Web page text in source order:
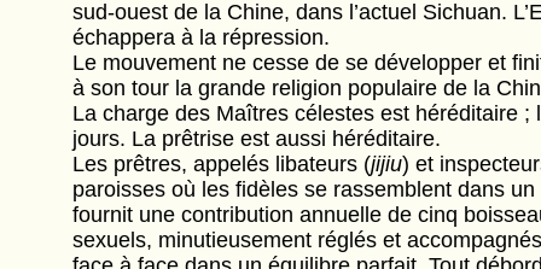
sud-ouest de la Chine, dans l’actuel Sichuan.
échappera à la répression.
Le mouvement ne cesse de se développer et
à son tour la grande religion populaire de la
La charge des Maîtres célestes est héréditaire ;
jours. La prêtrise est aussi héréditaire.
Les prêtres, appelés libateurs (jijiu) et
paroisses où les fidèles se rassemblent dans
fournit une contribution annuelle de cinq
sexuels, minutieusement réglés et